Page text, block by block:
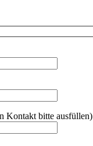
Kontakt bitte ausfüllen)